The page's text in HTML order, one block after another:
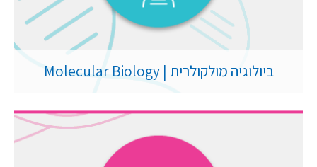
ביולוגיה מולקולרית | Molecular Biology